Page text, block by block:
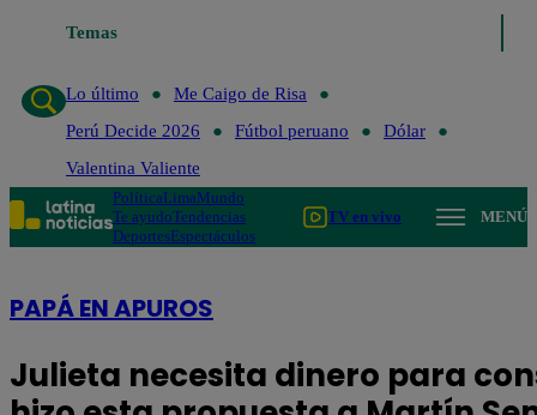
Temas
Lo último
Lo último
Me Caigo de Risa
Perú Decide 2026
Fútbol peruano
Dólar
Valentina Valiente
PolíticaLimaMundo
Te ayudoTendencias
DeportesEspectáculos
TV en vivo MENÚ
PAPÁ EN APUROS
Julieta necesita dinero para